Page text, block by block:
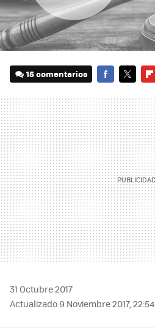
15 comentarios
31 Octubre 2017
Actualizado 9 Noviembre 2017, 22:54